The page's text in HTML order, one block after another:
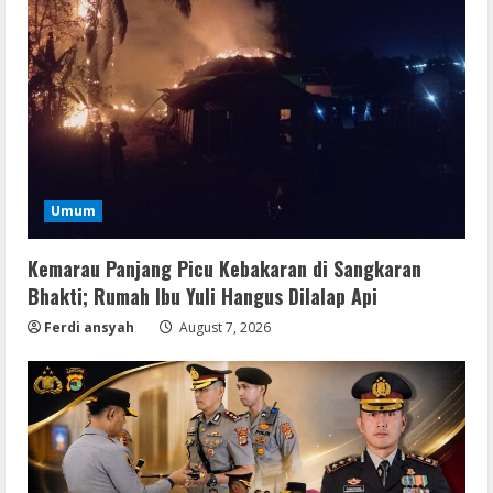
Umum
Kemarau Panjang Picu Kebakaran di Sangkaran
Bhakti; Rumah Ibu Yuli Hangus Dilalap Api
Ferdi ansyah August 7, 2026